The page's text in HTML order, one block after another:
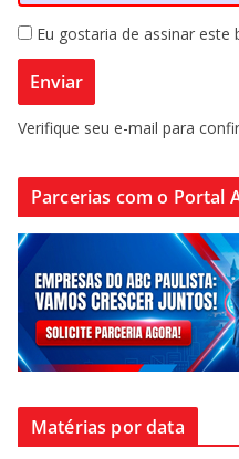
Eu gostaria de assinar
Verifique seu e-mail para
Parcerias com o Portal
Matérias por data